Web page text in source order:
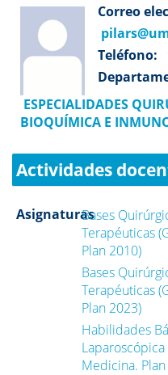
Correo
Teléfono:
ESPECIALIDADES
BIOQUÍMICA E
Actividades
AsignaturasBases
Terapéuticas
Plan 2010)
Bases
Terapéuticas
Plan 2023)
Habilidades
Medicina.